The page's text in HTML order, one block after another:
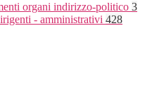
organi indirizzo-politico 3
- amministrativi 428